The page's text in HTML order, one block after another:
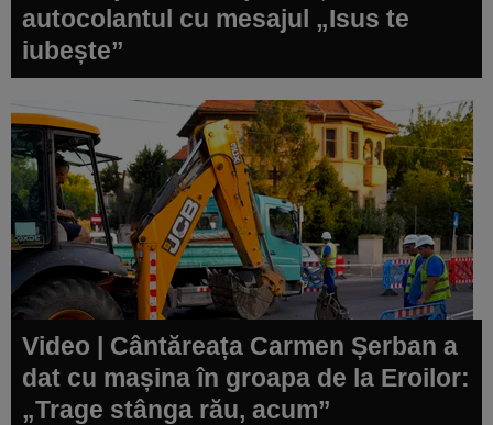
autocolantul cu mesajul „Isus te
iubește”
Video | Cântăreața Carmen Șerban a
dat cu mașina în groapa de la Eroilor:
„Trage stânga rău, acum”